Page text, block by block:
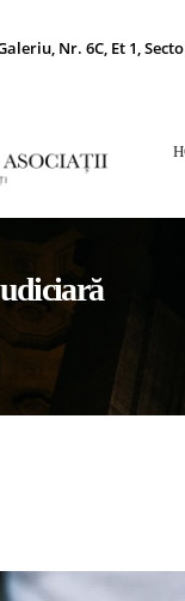
Nr. 6C, Et 1,